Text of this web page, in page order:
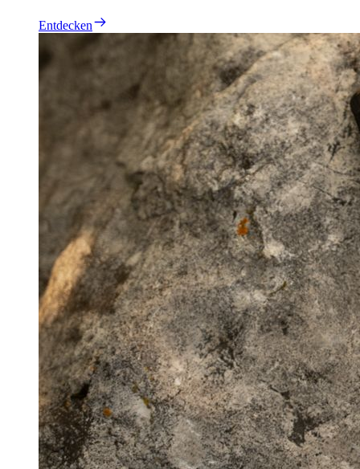
Entdecken